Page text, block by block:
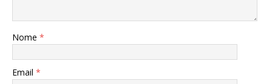
Nome *
Email *